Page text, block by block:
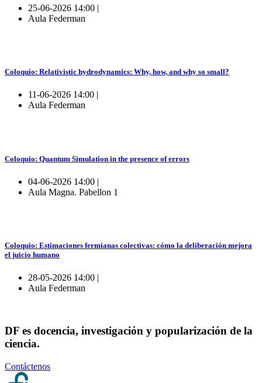
25-06-2026 14:00 |
Aula Federman
Coloquio: Relativistic hydrodynamics: Why, how, and why so small?
11-06-2026 14:00 |
Aula Federman
Coloquio: Quantum Simulation in the presence of errors
04-06-2026 14:00 |
Aula Magna. Pabellon 1
Coloquio: Estimaciones fermianas colectivas: cómo la deliberación mejora
el juicio humano
28-05-2026 14:00 |
Aula Federman
DF es docencia, investigación y popularización de la
ciencia.
Contáctenos